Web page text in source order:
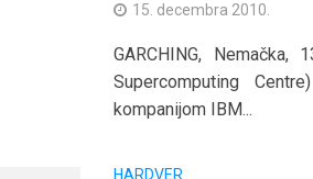
15. decembra 2010.
GARCHING,
Supercomputing
kompanijom IBM...
HARDVER